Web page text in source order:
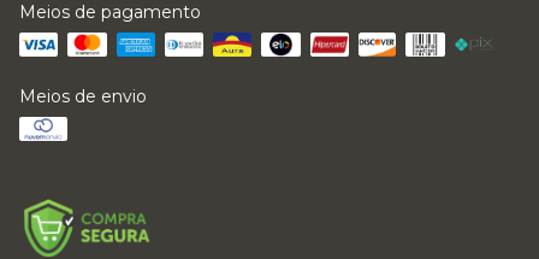
Meios de pagamento
Meios de envio